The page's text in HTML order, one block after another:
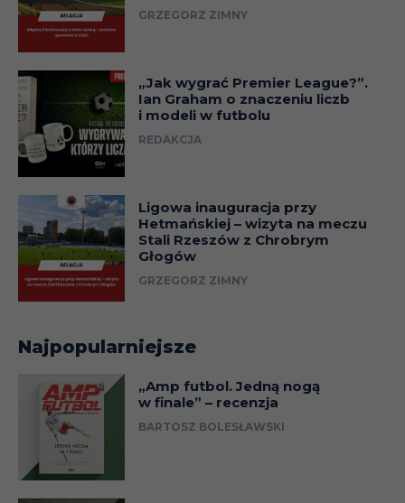
GRZEGORZ ZIMNY
„Jak wygrać Premier League?”.
Ian Graham o znaczeniu liczb
i modeli w futbolu
REDAKCJA
Ligowa inauguracja przy
Hetmańskiej – wizyta na meczu
Stali Rzeszów z Chrobrym
Głogów
GRZEGORZ ZIMNY
Najpopularniejsze
„Amp futbol. Jedną nogą
w finale” – recenzja
BARTOSZ BOLESŁAWSKI